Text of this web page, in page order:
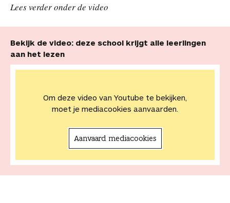
Lees verder onder de video
Bekijk de video: deze school krijgt alle leerlingen
aan het lezen
Om deze video van Youtube te bekijken,
moet je mediacookies aanvaarden.
Aanvaard mediacookies